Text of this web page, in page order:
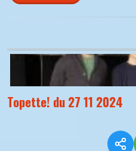
Topette! du 27 11 2024